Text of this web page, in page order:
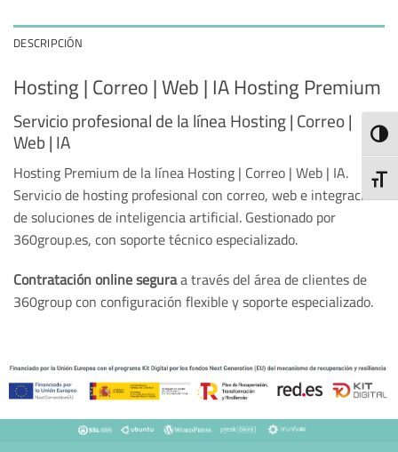
DESCRIPCIÓN
Hosting | Correo | Web | IA Hosting Premium
Servicio profesional de la línea Hosting | Correo |
Web | IA
Hosting Premium de la línea Hosting | Correo | Web | IA.
Servicio de hosting profesional con correo, web e integración
de soluciones de inteligencia artificial. Gestionado por
360group.es, con soporte técnico especializado.
Contratación online seguraa través del área de clientes de
360group con configuración flexible y soporte especializado.